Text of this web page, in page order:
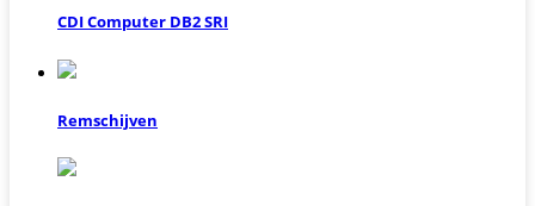
CDI Computer DB2 SRI
Remschijven